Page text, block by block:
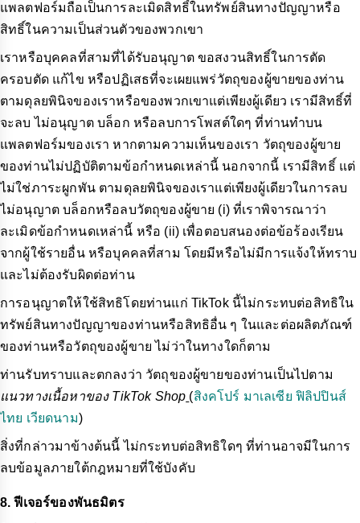
แพลตฟอร์มถือเป็นการละเมิดสิทธิ์ในทรัพย์สินทางปัญญาหรือ
สิทธิ์ในความเป็นส่วนตัวของพวกเขา
เราหรือบุคคลที่สามที่ได้รับอนุญาต ขอสงวนสิทธิ์ในการตัด
ครอบตัด แก้ไข หรือปฏิเสธที่จะเผยแพร่วัตถุของผู้ขายของท่าน
ตามดุลยพินิจของเราหรือของพวกเขาแต่เพียงผู้เดียว เรามีสิทธิ์ที่
จะลบ ไม่อนุญาต บล็อก หรือลบการโพสต์ใดๆ ที่ท่านทำบน
แพลตฟอร์มของเรา หากตามความเห็นของเรา วัตถุของผู้ขาย
ของท่านไม่ปฏิบัติตามข้อกำหนดเหล่านี้ นอกจากนี้ เรามีสิทธิ์ แต่
ไม่ใช่ภาระผูกพัน ตามดุลยพินิจของเราแต่เพียงผู้เดียวในการลบ
ไม่อนุญาต บล็อกหรือลบวัตถุของผู้ขาย (i) ที่เราพิจารณาว่า
ละเมิดข้อกำหนดเหล่านี้ หรือ (ii) เพื่อตอบสนองต่อข้อร้องเรียน
จากผู้ใช้รายอื่น หรือบุคคลที่สาม โดยมีหรือไม่มีการแจ้งให้ทราบ
และไม่ต้องรับผิดต่อท่าน
การอนุญาตให้ใช้สิทธิโดยท่านแก่ TikTok นี้ไม่กระทบต่อสิทธิใน
ทรัพย์สินทางปัญญาของท่านหรือสิทธิอื่น ๆ ในและต่อผลิตภัณฑ์
ของท่านหรือวัตถุของผู้ขาย ไม่ว่าในทางใดก็ตาม
ท่านรับทราบและตกลงว่า วัตถุของผู้ขายของท่านเป็นไปตาม
แนวทางเนื้อหาของ TikTok Shop (สิงคโปร์ มาเลเซีย ฟิลิปปินส์
ไทย เวียดนาม)
สิ่งที่กล่าวมาข้างต้นนี้ ไม่กระทบต่อสิทธิใดๆ ที่ท่านอาจมีในการ
ลบข้อมูลภายใต้กฎหมายที่ใช้บังคับ
8. ฟีเจอร์ของพันธมิตร